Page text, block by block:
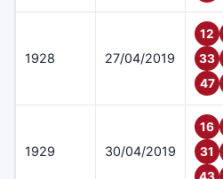
1928 27/04/2019
12
33
47
1929 30/04/2019
16
31